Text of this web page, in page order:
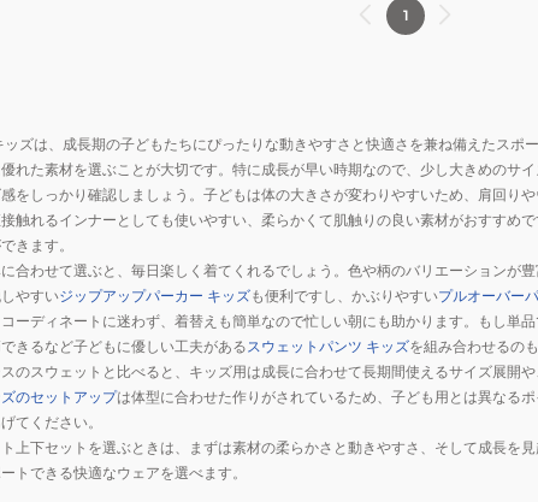
1
ッズは、成長期の子どもたちにぴったりな動きやすさと快適さを兼ね備えたスポ
れた素材を選ぶことが大切です。特に成長が早い時期なので、少し大きめのサ
をしっかり確認しましょう。子どもは体の大きさが変わりやすいため、肩回り
触れるインナーとしても使いやすい、柔らかくて肌触りの良い素材がおすすめ
きます。
合わせて選ぶと、毎日楽しく着てくれるでしょう。色や柄のバリエーションが
やすいジップアップパーカー キッズも便利ですし、かぶりやすいプルオーバー
ーディネートに迷わず、着替えも簡単なので忙しい朝にも助かります。もし単
きるなど子どもに優しい工夫があるスウェットパンツ キッズを組み合わせるの
のスウェットと比べると、キッズ用は成長に合わせて長期間使えるサイズ展開
ズのセットアップは体型に合わせた作りがされているため、子ども用とは異なる
てください。
上下セットを選ぶときは、まずは素材の柔らかさと動きやすさ、そして成長を
トできる快適なウェアを選べます。